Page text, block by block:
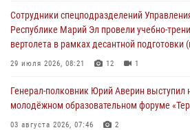
05 августа 2026, 09:44
В Марий Эл для сотрудников Росгвардии
посвящённое памяти генерала армии
В детском оздоровительном лагере «Лесная
Марий Эл прошла акция «Каникулы с
Сотрудники спецподразделений
Республике Марий Эл провели учебно-
вертолета в рамках десантной подготовки
29 июля 2026, 08:21 12 1
Генерал-полковник Юрий Аверин выступил
молодёжном образовательном форуме
03 августа 2026, 07:46 2